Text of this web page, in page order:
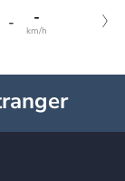
- -
km/h